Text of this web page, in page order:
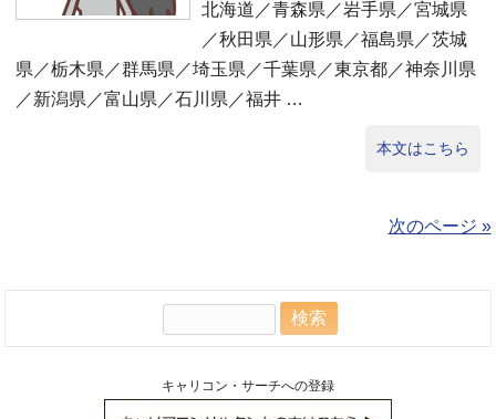
北海道／青森県／岩手県／宮城県
／秋田県／山形県／福島県／茨城
県／栃木県／群馬県／埼玉県／千葉県／東京都／神奈川県
／新潟県／富山県／石川県／福井 …
本文はこちら
次のページ »
キャリコン・サーチへの登録